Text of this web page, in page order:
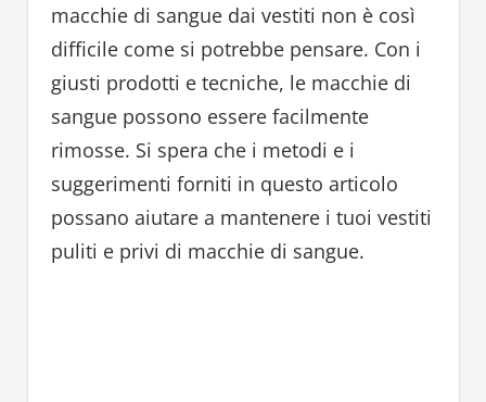
macchie di sangue dai vestiti non è così
difficile come si potrebbe pensare. Con i
giusti prodotti e tecniche, le macchie di
sangue possono essere facilmente
rimosse. Si spera che i metodi e i
suggerimenti forniti in questo articolo
possano aiutare a mantenere i tuoi vestiti
puliti e privi di macchie di sangue.